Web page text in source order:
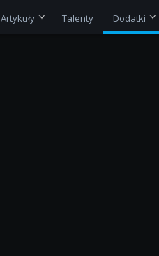
Artykuły Talenty Dodatki